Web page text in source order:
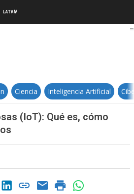
Internet de las Cosas (IoT): Qué
Ciencia Inteligencia Artificial
(IoT): Qué es, cómo